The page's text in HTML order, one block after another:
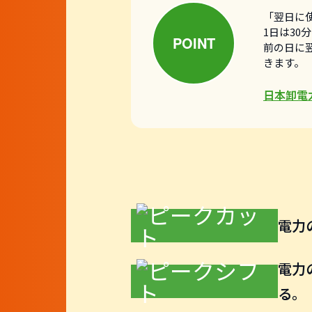
「翌日
1日は30
前の日に
きます。
日本卸
電力
電力
る。